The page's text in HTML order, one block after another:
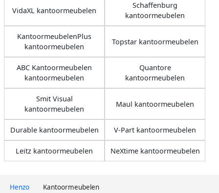
Henzo Kantoormeubelen
VidaXL kantoormeubelen
Schaffenburg
kantoormeubelen
KantoormeubelenPlus
kantoormeubelen
Topstar kantoormeubelen
ABC Kantoormeubelen
kantoormeubelen
Quantore
kantoormeubelen
Smit Visual
kantoormeubelen
Maul kantoormeubelen
Durable kantoormeubelen V-Part kantoormeubelen
Leitz kantoormeubelen NeXtime kantoormeubelen